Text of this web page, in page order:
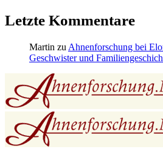
Letzte Kommentare
Martin zu Ahnenforschung bei
Geschwister und